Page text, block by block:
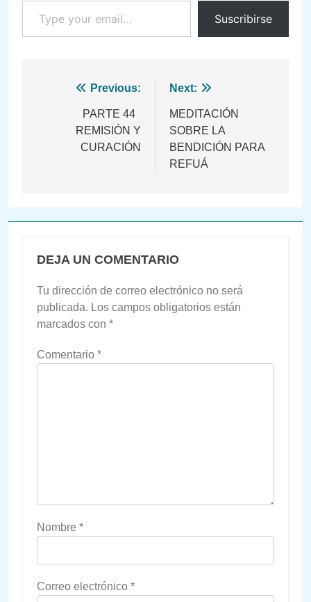
Suscribirse
Navegación
entradas
Previous:
PARTE 44
REMISIÓN Y
CURACIÓN
Next:
MEDITACIÓN
SOBRE LA
BENDICIÓN PARA
REFUÁ
DEJA UN COMENTARIO
Tu dirección de correo electrónico no será
publicada. Los campos obligatorios están
marcados con *
Comentario *
Nombre *
Correo electrónico *